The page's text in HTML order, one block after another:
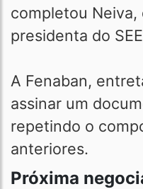
completou Neiva,
presidenta do
A Fenaban,
assinar um
repetindo o
anteriores.
Próxima